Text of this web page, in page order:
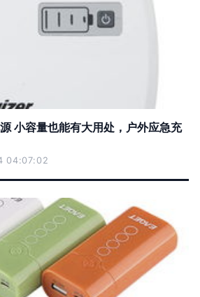
小容量也能有大用处，户外应急充
04:07:02